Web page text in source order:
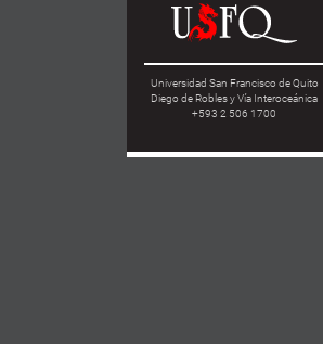
Universidad San Francisco de Quito
Diego de Robles y Vía Interoceánica
+593 2 506 1700